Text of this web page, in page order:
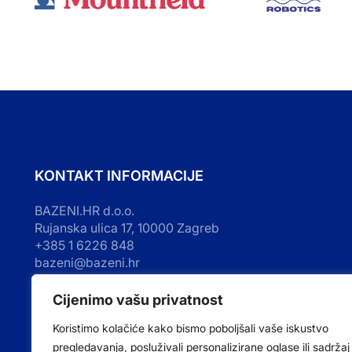
Cijenimo vašu privatnost
Koristimo kolačiće kako bismo poboljšali vaše iskustvo
pregledavanja, posluživali personalizirane oglase ili sadržaj
KONTAKT INFORMACIJE
BAZENI.HR d.o.o.
Rujanska ulica 17, 10000 Zagreb
+385 1 6226 848
bazeni@bazeni.hr
OIB: 72767284497
RADNO VRIJEME UREDA I TRGOVINE
Ponedjeljak – Petak: 8:00 – 16:00
Subota i Nedjelja: Zatvoreno